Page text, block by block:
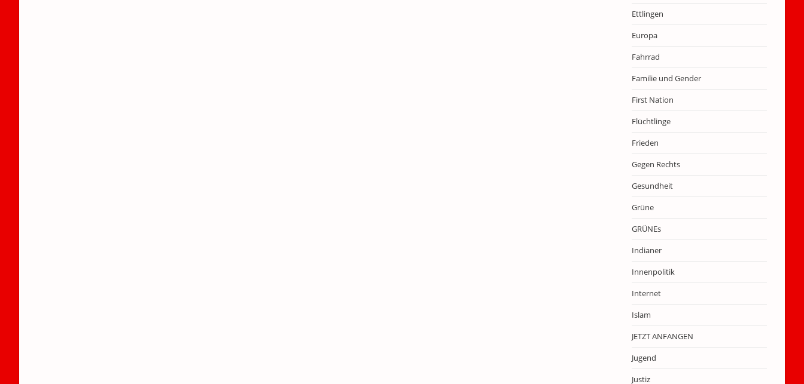
Ettlingen
Europa
Fahrrad
Familie und Gender
First Nation
Flüchtlinge
Frieden
Gegen Rechts
Gesundheit
Grüne
GRÜNEs
Indianer
Innenpolitik
Internet
Islam
JETZT ANFANGEN
Jugend
Justiz